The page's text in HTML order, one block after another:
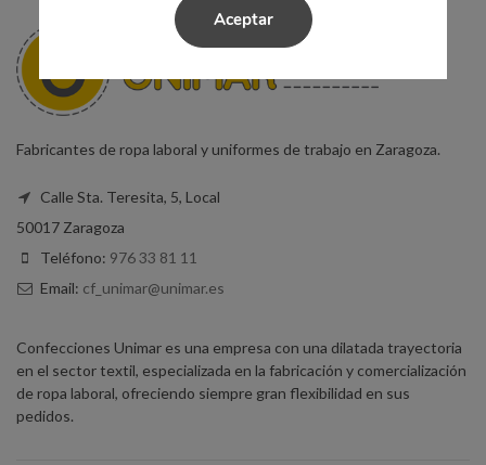
Fabricantes de ropa laboral y uniformes de trabajo en Zaragoza.
Calle Sta. Teresita, 5, Local
50017 Zaragoza
Teléfono: 976 33 81 11
Email: cf_unimar@unimar.es
Confecciones Unimar es una empresa con una dilatada trayectoria
en el sector textil, especializada en la fabricación y comercialización
de ropa laboral, ofreciendo siempre gran flexibilidad en sus
pedidos.
Aceptar